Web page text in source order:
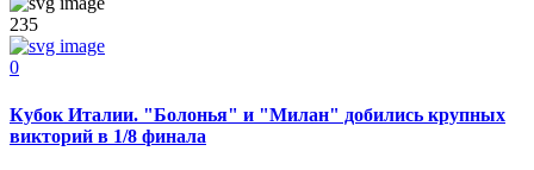
235
0
Кубок Италии. "Болонья" и "Милан" добились крупных
викторий в 1/8 финала